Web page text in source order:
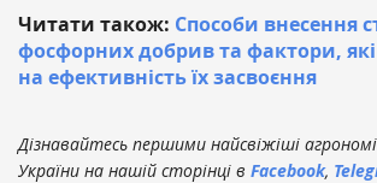
Читати також: Способи внесення
фосфорних добрив та фактори,
на ефективність їх засвоєння
Дізнавайтесь першими найсвіжіші
України на нашій сторінці в Facebook,